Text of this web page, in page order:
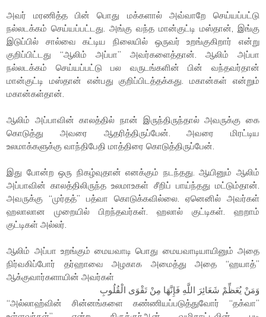
அவர் மரணித்த பின் பொது மக்களால் அவ்வாறே செய்யப்பட்டு
நல்லடக்கம் செய்யப்பட்டது. அங்கு வந்த மான்குட்டி மஸ்தான், இங்கு
இடுப்பில் சால்வை கட்டிய நிலையில் ஒருவர் உறங்குகிறார் என்று
குறிப்பிட்டது “ஆலிம் அப்பா” அவர்களைத்தான். ஆலிம் அப்பா
நல்லடக்கம் செய்யப்பட்டு பல வருடங்களின் பின் வந்தவர்தான்
மான்குட்டி மஸ்தான் என்பது குறிப்பிடத்தக்கது. மகான்கள் என்றும்
மகான்கள்தான்.
ஆலிம் அப்பாவின் காலத்தில் நான் இருந்திருந்தால் அவருக்கு கை
கொடுத்து அவரை ஆதரித்திருப்பேன். அவரை மிரட்டிய
உலமாக்களுக்கு வாந்திபேதி மாத்திரை கொடுத்திருப்பேன்.
இது போன்ற ஒரு நிகழ்வுதான் எனக்கும் நடந்தது. ஆயினும் ஆலிம்
அப்பாவின் காலத்திலிருந்த உலமாஉகள் சீறிப் பாய்ந்தது மட்டும்தான்.
அவருக்கு “முர்தத்” பத்வா கொடுக்கவில்லை. ஏனெனில் அவர்கள்
ஹலாலான முறையில் பிறந்தவர்கள். ஹலால் குட்டிகள். ஹறாம்
குட்டிகள் அல்லர்.
ஆலிம் அப்பா உறங்கும் மையவாடி பொது மையவாடியாயினும் அதை
நிர்வகிப்போர் தர்ஹாவை அழகாக அமைத்து அதை “ஹயாத்”
ஆக்குவார்களாயின் அவர்கள்
وَمَنْ يُعَظِّمْ شَعَائِرَ اللَّهِ فَإِنَّهَا مِنْ تَقْوَى الْقُلُوبِ
“அல்லாஹ்வின் சின்னங்களை கண்ணியப்படுத்துவோர் “தக்வா”